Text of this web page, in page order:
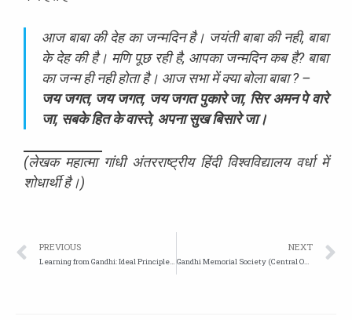
आज बाबा की देह का जन्मदिन है। जयंती बाबा की नही, बाबा
के देह की है। मणि पूछ रही है, आपका जन्मदिन कब है? बाबा
का जन्म ही नही होता है। आज सभा में क्‍या बोला बाबा ? –
जय जगत, जय जगत, जय जगत पुकारे जा, सिर अमन पे वारे
जा, सबके हित के वास्ते, अपना सुख बिसारे जा।
(लेखक महात्मा गांधी अंतरराष्ट्रीय हिंदी विश्वविद्यालय वर्धा में
शोधार्थी है।)
PREVIOUS NEXT
Gandhi Memorial Society (Central Ohio)